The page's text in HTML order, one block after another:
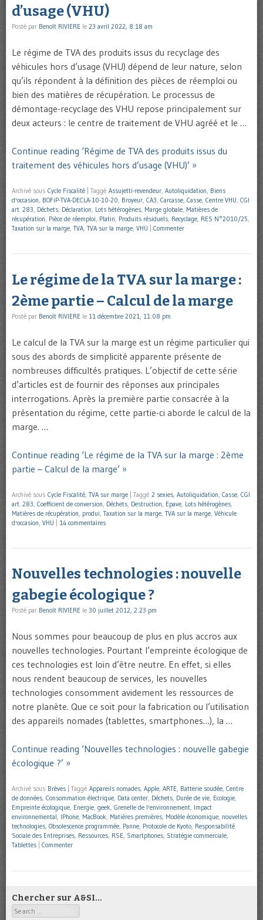
d’usage (VHU)
Posté par Benoît RIVIERE le 23 avril 2022, 8:18 am
Le régime de TVA des produits issus du recyclage des
véhicules hors d’usage (VHU) dépend de leur nature, selon
qu’ils répondent à la définition des pièces de réemploi ou
bien des matières de récupération. Le processus de
démontage-recyclage des VHU repose principalement sur
deux acteurs : le centre de traitement de VHU agréé et le …
Continue reading ‘Régime de TVA des produits issus du
traitement des véhicules hors d’usage (VHU)’ »
Archivé sous Cycle Fiscalité Taggé Assujetti-revendeur, Autoliquidation, Biens
d'occasion, BOFiP-TVA-DECLA-10-10-20, Broyeur, CA3, Carcasse, Casse, Centre VHU, CGI
art. 283, Déchets, Déclaration, Lots hétérogènes, Marge globale, Matières de
récupération, Pièce de réemploi, Platin, Produits résiduels, Recyclage, RES N°2010/25,
Taxation sur la marge, TVA, TVA sur la marge, VHU Commenter
Le régime de la TVA sur la marge :
2ème partie – Calcul de la marge
Posté par Benoît RIVIERE le 11 décembre 2021, 11:08 pm
Le calcul de la TVA sur la marge est un régime particulier qui
sous des abords de simplicité apparente présente de
nombreuses difficultés pratiques. L’objectif de cette série
d’articles est de fournir des réponses aux principales
interrogations. Après la première partie consacrée à la
présentation du régime, cette partie-ci aborde le calcul de la
marge. …
Continue reading ‘Le régime de la TVA sur la marge : 2ème
partie – Calcul de la marge’ »
Archivé sous Cycle Fiscalité TVA sur marge Taggé 2 sexies Autoliquidation Casse CGI
art. 283 Coefficient de conversion Déchets Destruction Epave Lots hétérogènes
Matières de récupération produi Taxation sur la marge TVA sur la marge Véhicule
d'occasion VHU 14 commentaires
Nouvelles technologies : nouvelle
gabegie écologique ?
Posté par Benoît RIVIERE le 30 juillet 2012, 2:23 pm
Nous sommes pour beaucoup de plus en plus accros aux
nouvelles technologies. Pourtant l’empreinte écologique de
ces technologies est loin d’être neutre. En effet, si elles
nous rendent beaucoup de services, les nouvelles
technologies consomment avidement les ressources de
notre planète. Que ce soit pour la fabrication ou l’utilisation
des appareils nomades (tablettes, smartphones…), la …
Continue reading ‘Nouvelles technologies : nouvelle gabegie
écologique ?’ »
Archivé sous Brèves Taggé Appareils nomades, Apple, ARTE, Batterie soudée, Centre
de données, Consommation électrique, Data center, Déchets, Durée de vie, Ecologie,
Empreinte écologique, Energie, geek, Grenelle de l'environnement, Impact
environnemental, IPhone, MacBook, Matières premières, Modèle économique, nouvelles
technologies, Obsolescence programmée, Panne, Protocole de Kyoto, Responsabilité
Sociale des Entreprises, Ressources, RSE, Smartphones, Stratégie commerciale,
Tablettes
Commenter
Chercher sur A&SI…
Search